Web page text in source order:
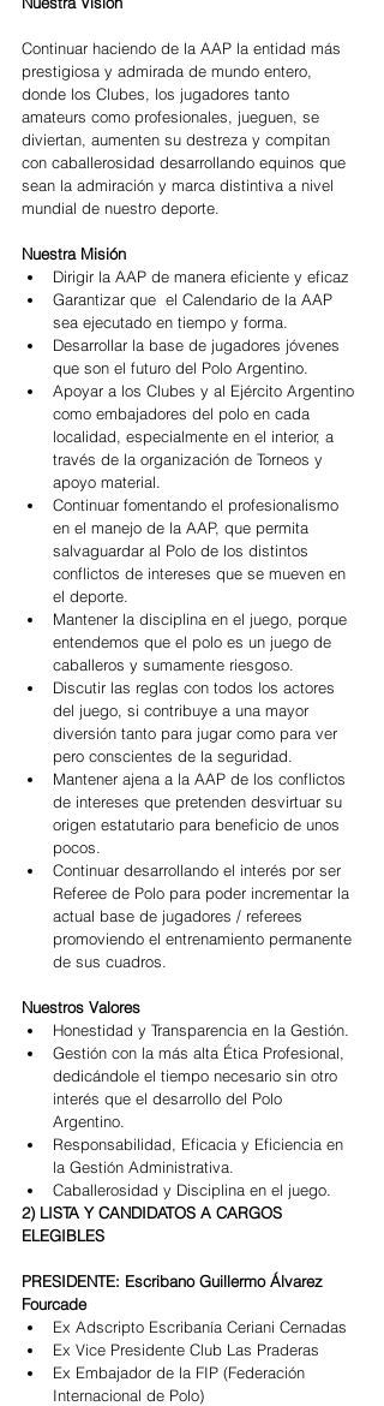
Continuar haciendo de la AAP la entidad más
prestigiosa y admirada de mundo entero,
donde los Clubes, los jugadores tanto
amateurs como profesionales, jueguen, se
diviertan, aumenten su destreza y compitan
con caballerosidad desarrollando equinos que
sean la admiración y marca distintiva a nivel
mundial de nuestro deporte.
Nuestra Misión
Dirigir la AAP de manera eficiente y eficaz
Garantizar que  el Calendario de la AAP
sea ejecutado en tiempo y forma.
Desarrollar la base de jugadores jóvenes
que son el futuro del Polo Argentino.
Apoyar a los Clubes y al Ejército Argentino
como embajadores del polo en cada
localidad, especialmente en el interior, a
través de la organización de Torneos y
apoyo material.
Continuar fomentando el profesionalismo
en el manejo de la AAP, que permita
salvaguardar al Polo de los distintos
conflictos de intereses que se mueven en
el deporte.
Mantener la disciplina en el juego, porque
entendemos que el polo es un juego de
caballeros y sumamente riesgoso.
Discutir las reglas con todos los actores
del juego, si contribuye a una mayor
diversión tanto para jugar como para ver
pero conscientes de la seguridad.
Mantener ajena a la AAP de los conflictos
de intereses que pretenden desvirtuar su
origen estatutario para beneficio de unos
pocos.
Continuar desarrollando el interés por ser
Referee de Polo para poder incrementar la
actual base de jugadores / referees
promoviendo el entrenamiento permanente
de sus cuadros.
Nuestros Valores
Honestidad y Transparencia en la Gestión.
Gestión con la más alta Ética Profesional,
dedicándole el tiempo necesario sin otro
interés que el desarrollo del Polo
Argentino.
Responsabilidad, Eficacia y Eficiencia en
la Gestión Administrativa.
Caballerosidad y Disciplina en el juego.
2) LISTA Y CANDIDATOS A CARGOS
ELEGIBLES
PRESIDENTE: Escribano Guillermo Álvarez
Fourcade
Ex Adscripto Escribanía Ceriani Cernadas
Ex Vice Presidente Club Las Praderas
Ex Embajador de la FIP (Federación
Internacional de Polo)